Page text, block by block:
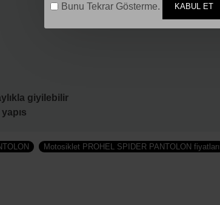
KABUL ET
Bunu Tekrar Gösterme.
giyilebilir
Motosiklet PROHEL SPIDER PANTOLON fiyatları